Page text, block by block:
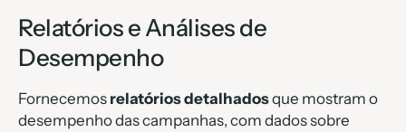
Relatórios e Análises de
Desempenho
Fornecemos relatórios detalhadosque mostram o
desempenho das campanhas, com dados sobre